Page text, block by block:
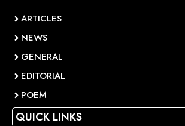
ARTICLES
NEWS
GENERAL
EDITORIAL
POEM
QUICK LINKS